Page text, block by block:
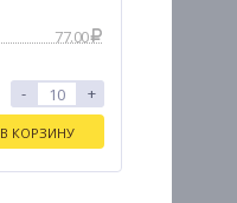
77.00
- +
В КОРЗИНУ